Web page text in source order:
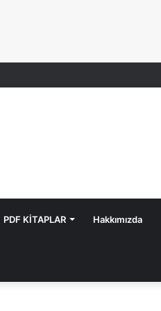
PDF KİTAPLAR Hakkımızda